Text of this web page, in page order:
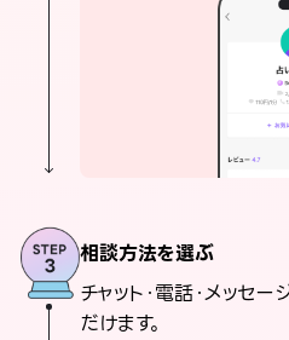
相談方法を選ぶ
チャット・電話・メッセ
だけます。